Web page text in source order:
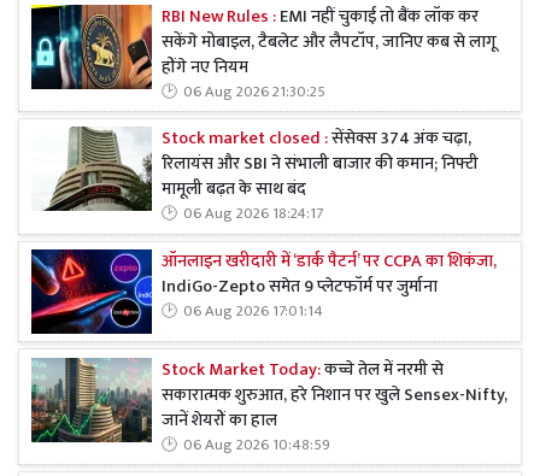
RBI New Rules :EMI नहीं चुकाई तो बैंक लॉक कर
सकेंगे मोबाइल, टैबलेट और लैपटॉप, जानिए कब से लागू
होंगे नए नियम
06 Aug 2026 21:30:25
Stock market closed :सेंसेक्स 374 अंक चढ़ा,
रिलायंस और SBI ने संभाली बाजार की कमान; निफ्टी
मामूली बढ़त के साथ बंद
06 Aug 2026 18:24:17
ऑनलाइन खरीदारी में ‘डार्क पैटर्न’ पर CCPA का शिकंजा,
IndiGo-Zepto समेत 9 प्लेटफॉर्म पर जुर्माना
06 Aug 2026 17:01:14
Stock Market Today:कच्चे तेल में नरमी से
सकारात्मक शुरुआत, हरे निशान पर खुले Sensex-Nifty,
जानें शेयरों का हाल
06 Aug 2026 10:48:59